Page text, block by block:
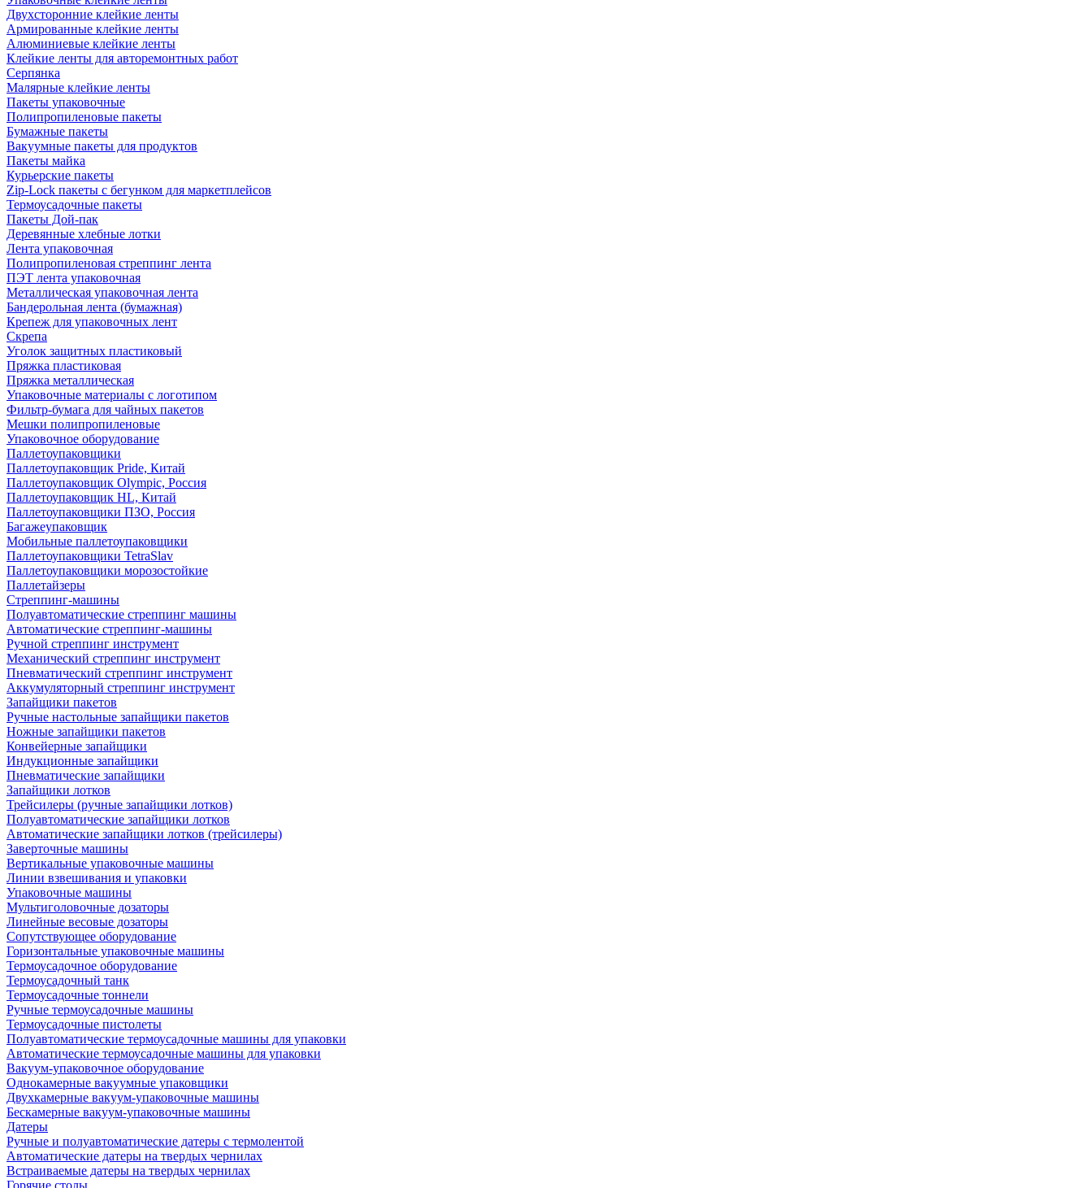
Двухсторонние клейкие ленты
Армированные клейкие ленты
Алюминиевые клейкие ленты
Клейкие ленты для авторемонтных работ
Серпянка
Малярные клейкие ленты
Пакеты упаковочные
Полипропиленовые пакеты
Бумажные пакеты
Вакуумные пакеты для продуктов
Пакеты майка
Курьерские пакеты
Zip-Lock пакеты с бегунком для маркетплейсов
Термоусадочные пакеты
Пакеты Дой-пак
Деревянные хлебные лотки
Лента упаковочная
Полипропиленовая стреппинг лента
ПЭТ лента упаковочная
Металлическая упаковочная лента
Бандерольная лента (бумажная)
Крепеж для упаковочных лент
Скрепа
Уголок защитных пластиковый
Пряжка пластиковая
Пряжка металлическая
Упаковочные материалы с логотипом
Фильтр-бумага для чайных пакетов
Мешки полипропиленовые
Упаковочное оборудование
Паллетоупаковщики
Паллетоупаковщик Pride, Китай
Паллетоупаковщик Olympic, Россия
Паллетоупаковщик HL, Китай
Паллетоупаковщики ПЗО, Россия
Багажеупаковщик
Мобильные паллетоупаковщики
Паллетоупаковщики TetraSlav
Паллетоупаковщики морозостойкие
Паллетайзеры
Стреппинг-машины
Полуавтоматические стреппинг машины
Автоматические стреппинг-машины
Ручной стреппинг инструмент
Механический стреппинг инструмент
Пневматический стреппинг инструмент
Аккумуляторный стреппинг инструмент
Запайщики пакетов
Ручные настольные запайщики пакетов
Ножные запайщики пакетов
Конвейерные запайщики
Индукционные запайщики
Пневматические запайщики
Запайщики лотков
Трейсилеры (ручные запайщики лотков)
Полуавтоматические запайщики лотков
Автоматические запайщики лотков (трейсилеры)
Заверточные машины
Вертикальные упаковочные машины
Линии взвешивания и упаковки
Упаковочные машины
Мультиголовочные дозаторы
Линейные весовые дозаторы
Сопутствующее оборудование
Горизонтальные упаковочные машины
Термоусадочное оборудование
Термоусадочный танк
Термоусадочные тоннели
Ручные термоусадочные машины
Термоусадочные пистолеты
Полуавтоматические термоусадочные машины для упаковки
Автоматические термоусадочные машины для упаковки
Вакуум-упаковочное оборудование
Однокамерные вакуумные упаковщики
Двухкамерные вакуум-упаковочные машины
Бескамерные вакуум-упаковочные машины
Датеры
Ручные и полуавтоматические датеры с термолентой
Автоматические датеры на твердых чернилах
Встраиваемые датеры на твердых чернилах
Горячие столы